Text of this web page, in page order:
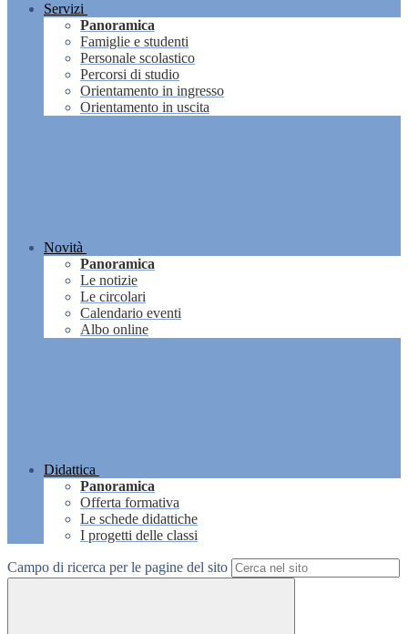
Servizi
Panoramica
Famiglie e studenti
Personale scolastico
Percorsi di studio
Orientamento in ingresso
Orientamento in uscita
Novità
Panoramica
Le notizie
Le circolari
Calendario eventi
Albo online
Didattica
Panoramica
Offerta formativa
Le schede didattiche
I progetti delle classi
Campo di ricerca per le pagine del sito